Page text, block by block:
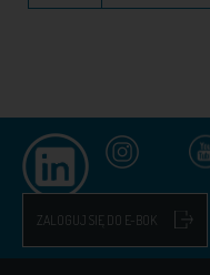
ZALOGUJ SIĘ DO E-BOK